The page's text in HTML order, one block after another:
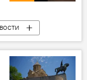
стиль